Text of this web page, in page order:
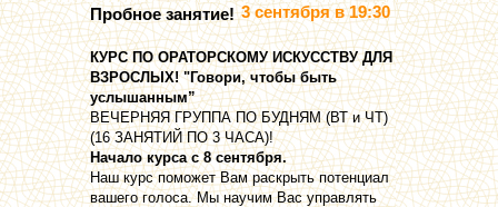
Пробное занятие! 3 сентября в 19:30
КУРС ПО ОРАТОРСКОМУ ИСКУССТВУ ДЛЯ
ВЗРОСЛЫХ! "Говори, чтобы быть
услышанным”
ВЕЧЕРНЯЯ ГРУППА ПО БУДНЯМ (ВТ и ЧТ)
(16 ЗАНЯТИЙ ПО 3 ЧАСА)!
Начало курса с 8 сентября.
Наш курс поможет Вам раскрыть потенциал
вашего голоса. Мы научим Вас управлять